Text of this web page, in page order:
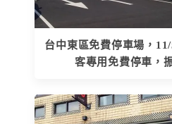
台中東區免費停車場，
客專用免費停車，